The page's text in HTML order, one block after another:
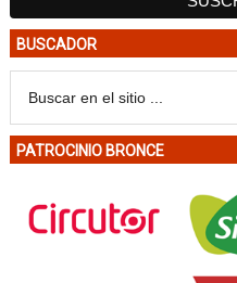
BUSCADOR
PATROCINIO BRONCE